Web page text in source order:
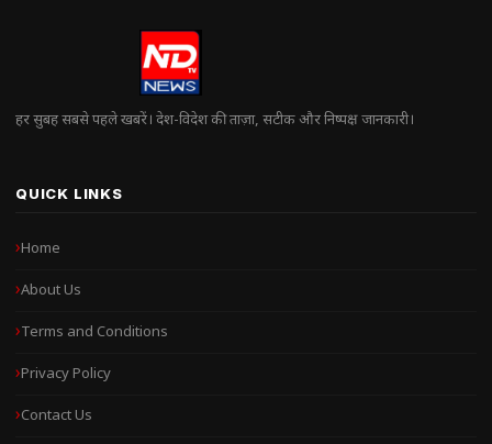
हर सुबह सबसे पहले खबरें। देश-विदेश की ताज़ा, सटीक और निष्पक्ष जानकारी।
QUICK LINKS
Home
About Us
Terms and Conditions
Privacy Policy
Contact Us